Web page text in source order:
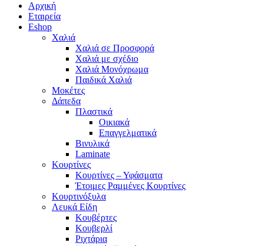
Αρχική
Εταιρεία
Eshop
Χαλιά
Χαλιά σε Προσφορά
Χαλιά με σχέδιο
Χαλιά Μονόχρωμα
Παιδικά Χαλιά
Μοκέτες
Δάπεδα
Πλαστικά
Οικιακά
Επαγγελματικά
Βινυλικά
Laminate
Κουρτίνες
Κουρτίνες – Υφάσματα
Έτοιμες Ραμμένες Κουρτίνες
Κουρτινόξυλα
Λευκά Είδη
Κουβέρτες
Κουβερλί
Ριχτάρια